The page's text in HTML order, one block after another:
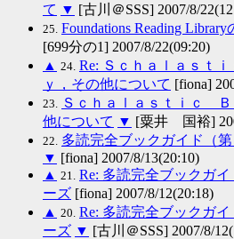
て ▼ [古川＠SSS] 2007/8/
25. Foundations Reading
[699分の1] 2007/8/22(09:20)
▲ 24. Re: Ｓｃｈａｌａｓｔ
ｙ，その他について [fiona]
23.
Ｓｃｈａｌａｓｔｉｃ
他について ▼ [粟井 国裕]
22. 多読完全ブックガイド（第
▼ [fiona] 2007/8/13(20:10)
▲ 21.
Re: 多読完全ブックガ
ーズ [fiona] 2007/8/12(20:18)
▲ 20. Re: 多読完全ブックガ
ーズ ▼ [古川＠SSS] 2007/8/